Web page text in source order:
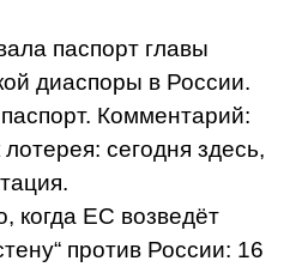
паспорт главы
диаспоры в России.
Комментарий:
сегодня здесь,
когда ЕС возведёт
против России: 16